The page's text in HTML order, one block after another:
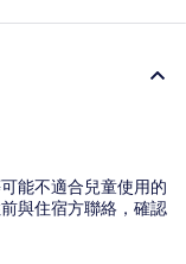
能不適合兒童使用的
與住宿方聯絡，確認